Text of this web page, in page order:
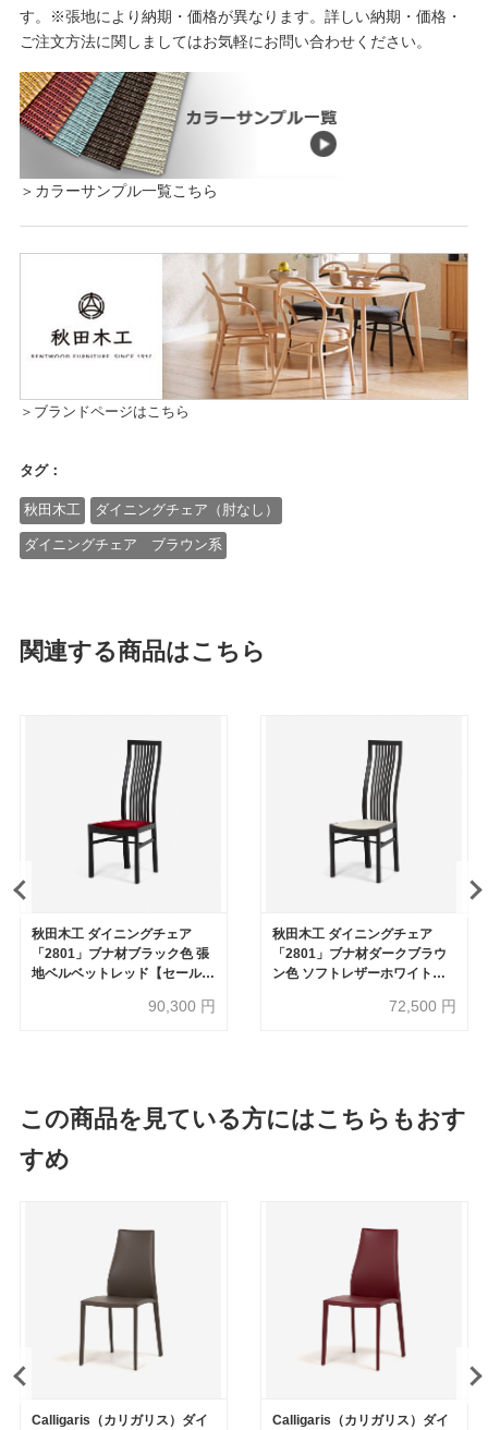
す。※張地により納期・価格が異なります。詳しい納期・価格・
ご注文方法に関しましてはお気軽にお問い合わせください。
＞カラーサンプル一覧こちら
＞ブランドページはこちら
タグ：
秋田木工 ダイニングチェア（肘なし）
ダイニングチェア ブラウン系
関連する商品はこちら
秋田木工 ダイニングチェア
「2801」ブナ材ブラック色 張
地ベルベットレッド【セール対
90,300 円
秋田木工 ダイニングチェア
「2801」ブナ材ダークブラウ
ン色 ソフトレザーホワイト
72,500 円
この商品を見ている方にはこちらもおす
すめ
Calligaris（カリガリス）ダイ
Calligaris（カリガリス）ダイ